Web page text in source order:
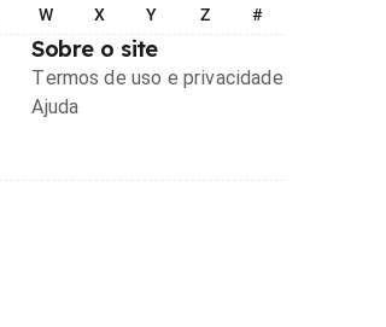
W X Y Z #
Sobre o site
Termos de uso e privacidade
Ajuda